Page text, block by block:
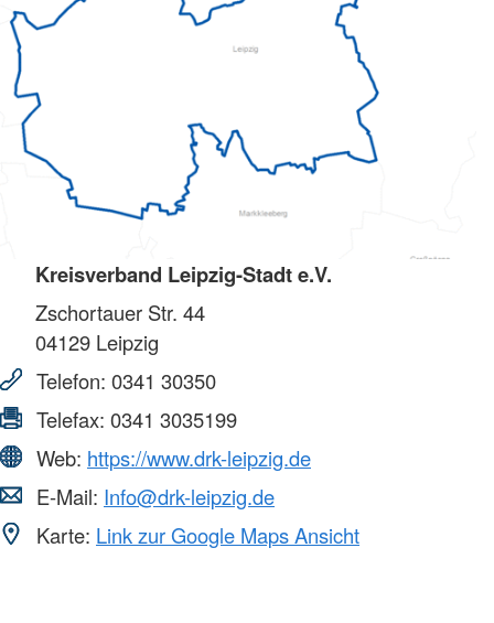
Kreisverband Leipzig-Stadt e.V.
Zschortauer Str. 44
04129 Leipzig
Telefon: 0341 30350
Telefax: 0341 3035199
Web: https://www.drk-leipzig.de
E-Mail: Info@drk-leipzig.de
Karte: Link zur Google Maps Ansicht